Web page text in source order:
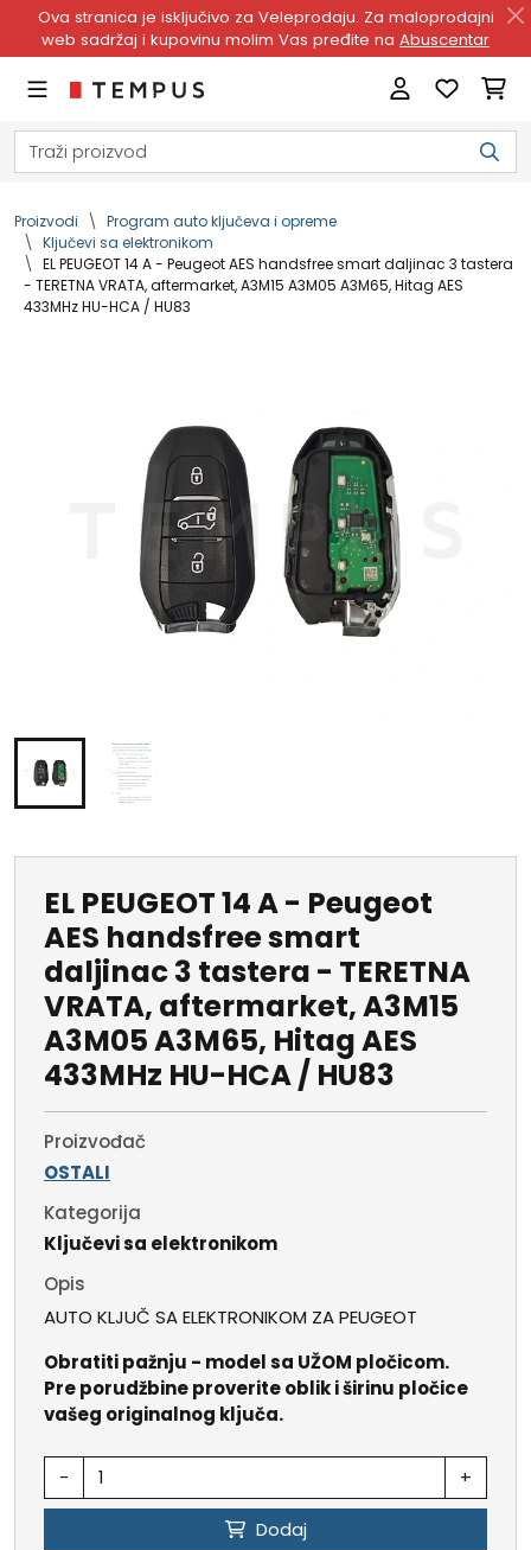
Ova stranica je isključivo za Veleprodaju. Za maloprodajni
web sadržaj i kupovinu molim Vas pređite na Abuscentar
Proizvodi
Program auto ključeva i opreme
Ključevi sa elektronikom
EL PEUGEOT 14 A - Peugeot AES handsfree smart daljinac 3 tastera
- TERETNA VRATA, aftermarket, A3M15 A3M05 A3M65, Hitag AES
433MHz HU-HCA / HU83
EL PEUGEOT 14 A - Peugeot
AES handsfree smart
daljinac 3 tastera - TERETNA
VRATA, aftermarket, A3M15
A3M05 A3M65, Hitag AES
433MHz HU-HCA / HU83
Proizvođač
OSTALI
Kategorija
Ključevi sa elektronikom
Opis
AUTO KLJUČ SA ELEKTRONIKOM ZA PEUGEOT
Obratiti pažnju - model sa UŽOM pločicom.
Pre porudžbine proverite oblik i širinu pločice
vašeg originalnog ključa.
- +
Dodaj